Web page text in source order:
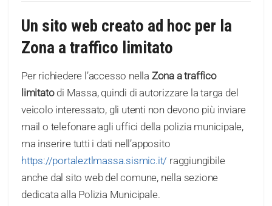
Un sito web creato ad hoc per la
Zona a traffico limitato
Per richiedere l’accesso nella Zona a traffico
limitatodi Massa, quindi di autorizzare la targa del
veicolo interessato, gli utenti non devono più inviare
mail o telefonare agli uffici della polizia municipale,
ma inserire tutti i dati nell’apposito
https://portaleztlmassa.sismic.it/ raggiungibile
anche dal sito web del comune, nella sezione
dedicata alla Polizia Municipale.